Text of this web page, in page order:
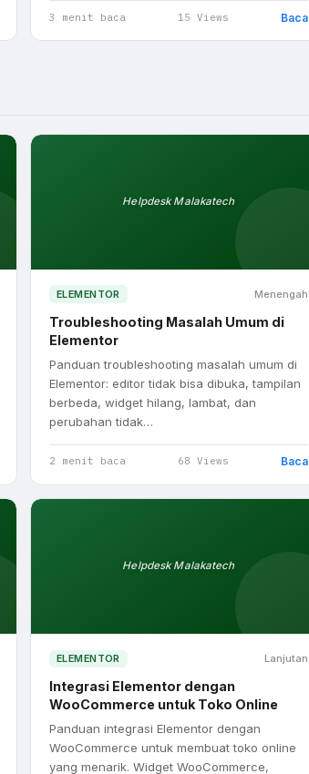
3 menit baca 15 Views Baca
Helpdesk Malakatech
ELEMENTOR Menengah
Troubleshooting Masalah Umum di
Elementor
Panduan troubleshooting masalah umum di
Elementor: editor tidak bisa dibuka, tampilan
berbeda, widget hilang, lambat, dan
perubahan tidak…
2 menit baca 68 Views Baca
Helpdesk Malakatech
ELEMENTOR Lanjutan
Integrasi Elementor dengan
WooCommerce untuk Toko Online
Panduan integrasi Elementor dengan
WooCommerce untuk membuat toko online
yang menarik. Widget WooCommerce,